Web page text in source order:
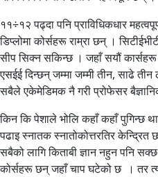
११÷१२ पढ्दा पनि प्राविधिकधार
डिप्लोमा कोर्सहरू राम्रा छन् ।
सीप सिक्न सकिन्छ । जहाँ सयौं कार्सहरू
एसईई दिन्छन् जम्मा जम्मी तीन, साढे तीन
सबैले एकेमेडिमक नै गरी प्रोफेसर
किन कि पेशाले भोलि कहाँ कहाँ पुगिन्छ
पढाइ स्नातक स्नातोकोत्तरतिर
सबैको लागि किताबी ज्ञान नहुन पनि
कोर्सहरू छन् जहाँ चाप घटेको छ । तर